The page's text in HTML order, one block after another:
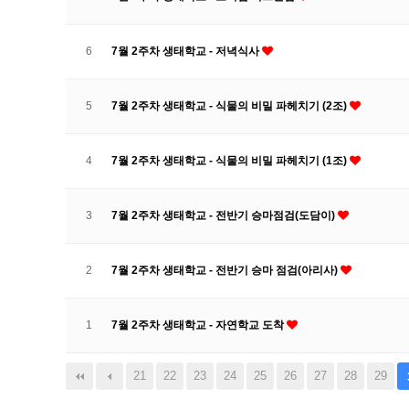
6 7월 2주차 생태학교 - 저녁식사
5 7월 2주차 생태학교 - 식물의 비밀 파헤치기 (2조)
4 7월 2주차 생태학교 - 식물의 비밀 파헤치기 (1조)
3 7월 2주차 생태학교 - 전반기 승마점검(도담이)
2 7월 2주차 생태학교 - 전반기 승마 점검(아리사)
1 7월 2주차 생태학교 - 자연학교 도착
21 22 23 24 25 26 27 28 29